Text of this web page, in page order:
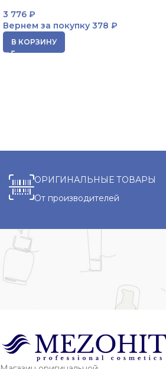
3 776 ₽
Вернем за покупку 378 ₽
В КОРЗИНУ
ОРИГИНАЛЬНЫЕ ТОВАРЫ
От производителей